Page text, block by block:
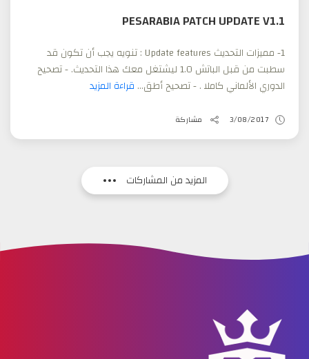
PESARABIA PATCH UPDATE V1.1
1- مميزات التحديث Update features : تنويه يجب أن تكون قد
سطبت من قبل الباتش 1.0 ليشتغل معك هذا التحديث. - تصحيح
الدوري الألماني كاملا . - تصحيح أطق... قراءة المزيد
3/08/2017 مشاركة
المزيد من المشاركات